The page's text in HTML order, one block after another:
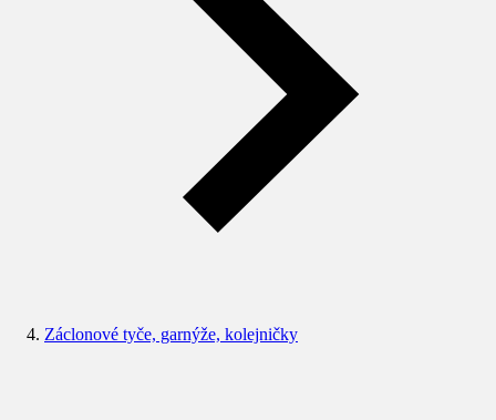
Záclonové tyče, garnýže, kolejničky